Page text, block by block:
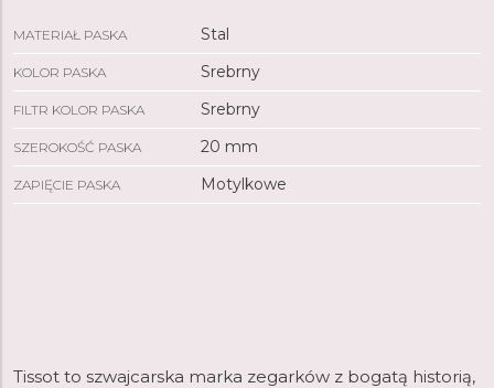
MATERIAŁ PASKA Stal
KOLOR PASKA Srebrny
FILTR KOLOR PASKA Srebrny
SZEROKOŚĆ PASKA 20 mm
ZAPIĘCIE PASKA Motylkowe
Tissot to szwajcarska marka zegarków z bogatą historią,